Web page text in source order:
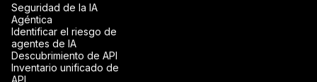
Seguridad de la IA
Agéntica
Identificar el riesgo de
agentes de IA
Descubrimiento de API
Inventario unificado de
API